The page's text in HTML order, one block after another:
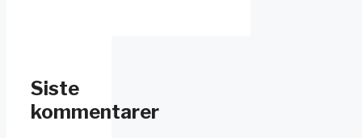
Siste
kommentarer